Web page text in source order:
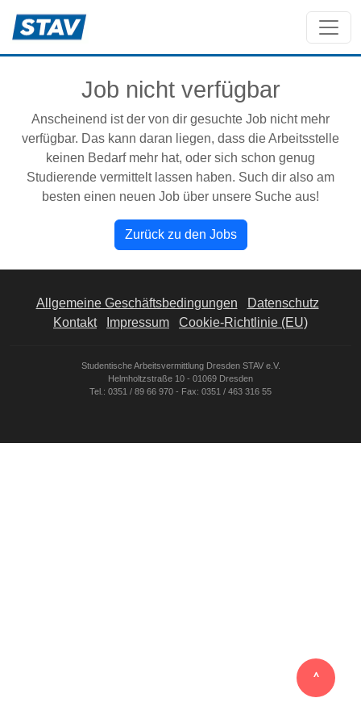
‸
Job nicht verfügbar
Anscheinend ist der von dir gesuchte Job nicht mehr
verfügbar. Das kann daran liegen, dass die Arbeitsstelle
keinen Bedarf mehr hat, oder sich schon genug
Studierende vermittelt lassen haben. Such dir also am
besten einen neuen Job über unsere Suche aus!
Zurück zu den Jobs
Allgemeine Geschäftsbedingungen
Datenschutz
Kontakt
Impressum Cookie-Richtlinie (EU)
Studentische Arbeitsvermittlung Dresden STAV e.V.
Helmholtzstraße 10 - 01069 Dresden
Tel.: 0351 / 89 66 970 - Fax: 0351 / 463 316 55